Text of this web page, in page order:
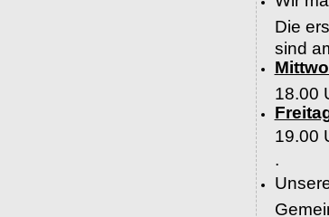
Die
sind
18.00
19.00
.